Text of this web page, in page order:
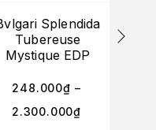
Splendida
Tubereuse
Mystique EDP
248.000₫ –
2.300.000₫